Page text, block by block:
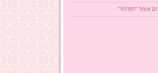
אומר "תודה!!"